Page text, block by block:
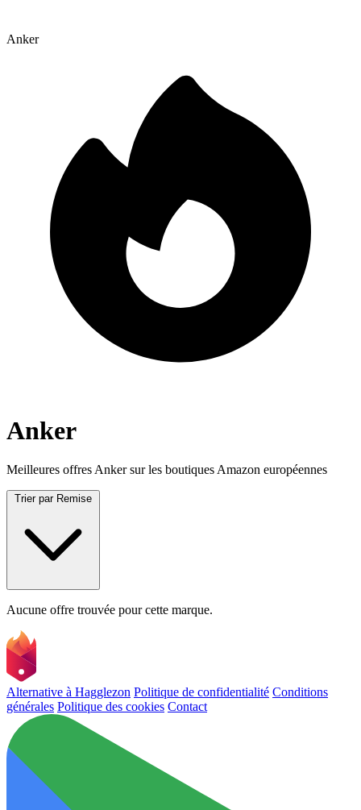
Anker
Anker
Meilleures offres Anker sur les boutiques Amazon européennes
Trier par Remise
Aucune offre trouvée pour cette marque.
Alternative à Hagglezon Politique de confidentialité Conditions
générales Politique des cookies Contact